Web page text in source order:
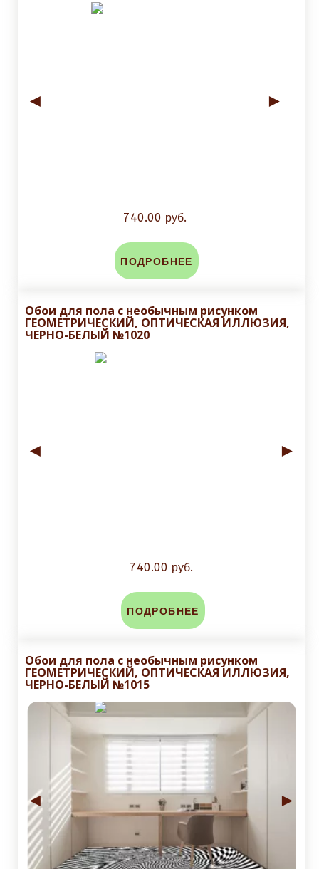
◄ ►
740.00 руб.
ПОДРОБНЕЕ
Обои для пола с необычным рисунком
ГЕОМЕТРИЧЕСКИЙ, ОПТИЧЕСКАЯ ИЛЛЮЗИЯ,
ЧЕРНО-БЕЛЫЙ №1020
◄ ►
740.00 руб.
ПОДРОБНЕЕ
Обои для пола с необычным рисунком
ГЕОМЕТРИЧЕСКИЙ, ОПТИЧЕСКАЯ ИЛЛЮЗИЯ,
ЧЕРНО-БЕЛЫЙ №1015
◄ ►